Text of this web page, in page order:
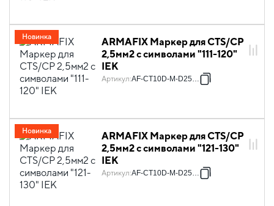
ARMAFIX Маркер для CTS/CP
2,5мм2 с символами "111-120"
IEK
Артикул:AF-CT10D-M-D25-12
Новинка
ARMAFIX Маркер для CTS/CP
2,5мм2 с символами "121-130"
IEK
Артикул:AF-CT10D-M-D25-13
Новинка